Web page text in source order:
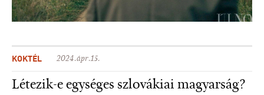
KOKTÉL 2024.ápr.15.
Létezik-e egységes szlovákiai magyarság?